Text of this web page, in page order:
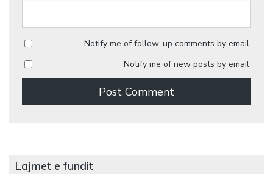
Notify me of follow-up comments by email.
Notify me of new posts by email.
Lajmet e fundit